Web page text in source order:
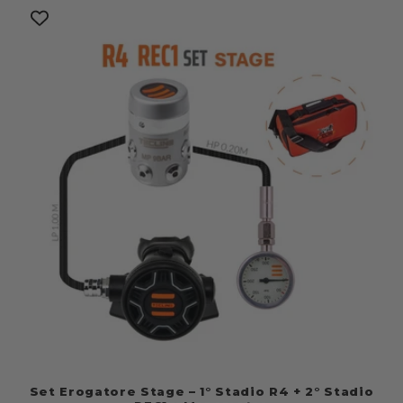
Set Erogatore Stage – 1° Stadio R4 + 2° Stadio